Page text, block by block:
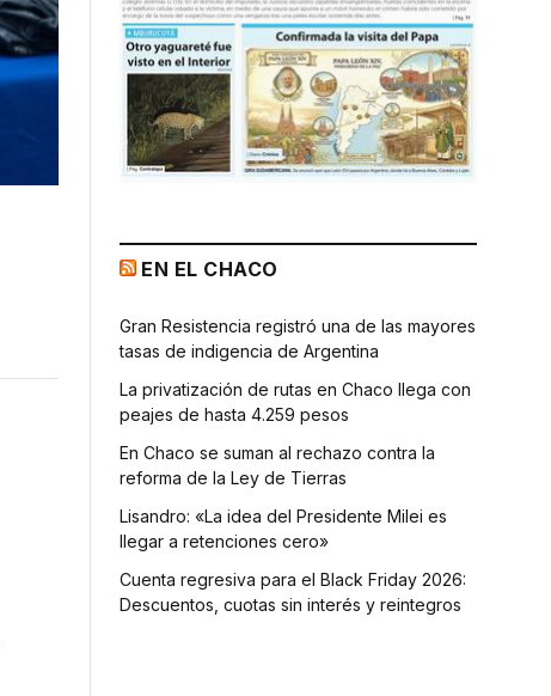
EN EL CHACO
Gran Resistencia registró una de las mayores
tasas de indigencia de Argentina
La privatización de rutas en Chaco llega con
peajes de hasta 4.259 pesos
En Chaco se suman al rechazo contra la
reforma de la Ley de Tierras
Lisandro: «La idea del Presidente Milei es
llegar a retenciones cero»
Cuenta regresiva para el Black Friday 2026:
Descuentos, cuotas sin interés y reintegros